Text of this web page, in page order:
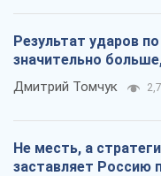
Результат ударов
значительно
Дмитрий Томчук
Не месть, а
заставляет Россию